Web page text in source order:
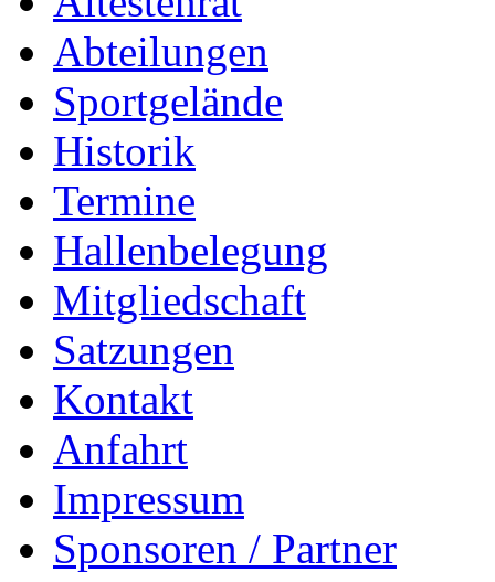
Abteilungen
Sportgelände
Historik
Termine
Hallenbelegung
Mitgliedschaft
Satzungen
Kontakt
Anfahrt
Impressum
Sponsoren / Partner